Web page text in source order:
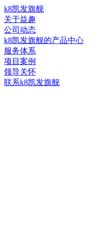
k8凯发旗舰
关于益趣
公司动态
k8凯发旗舰的产品中心
服务体系
项目案例
领导关怀
联系k8凯发旗舰